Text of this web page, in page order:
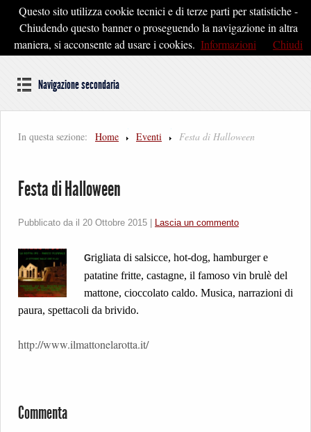
Pontedera2020
Dal cuore della Toscana un'idea di Futuro
Navigazione secondaria
In questa sezione: Home Eventi Festa di Halloween
Festa di Halloween
Pubblicato da il 20 Ottobre 2015 Lascia un commento
Grigliata di salsicce, hot-dog, hamburger e
patatine fritte, castagne, il famoso vin brulè del
mattone, cioccolato caldo. Musica, narrazioni di
paura, spettacoli da brivido.
http://www.ilmattonelarotta.it/
Commenta
Questo sito utilizza cookie tecnici e di terze parti per statistiche -
Chiudendo questo banner o proseguendo la navigazione in altra
maniera, si acconsente ad usare i cookies. Informazioni Chiudi